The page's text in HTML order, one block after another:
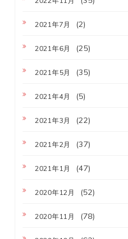
2021年7月 (2)
2021年6月 (25)
2021年5月 (35)
2021年4月 (5)
2021年3月 (22)
2021年2月 (37)
2021年1月 (47)
2020年12月 (52)
2020年11月 (78)